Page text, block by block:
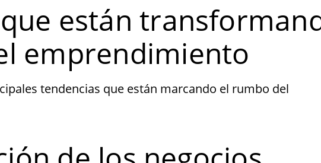
están
emprendimiento
tendencias que están marcando el rumbo del